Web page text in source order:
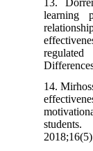
13.
14.